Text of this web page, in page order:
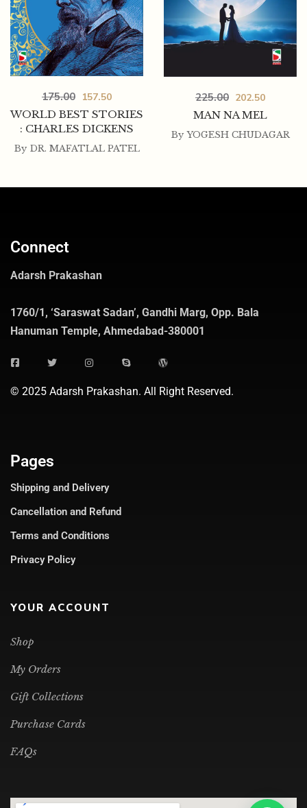
WORLD BEST STORIES
: CHARLES DICKENS
175.00 157.50
By DR. MAFATLAL PATEL
MAN NA MEL
225.00 202.50
By YOGESH CHUDAGAR
Connect
Adarsh Prakashan
1760/1, ‘Saraswat Sadan’, Gandhi Marg, Opp. Bala
Hanuman Temple, Ahmedabad-380001
© 2025 Adarsh Prakashan. All Right Reserved.
Pages
Shipping and Delivery
Cancellation and Refund
Terms and Conditions
Privacy Policy
YOUR ACCOUNT
Shop
My Orders
Gift Collections
Purchase Cards
FAQs